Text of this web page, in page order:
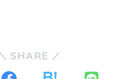
SHARE